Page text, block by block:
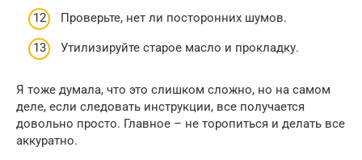
Проверьте, нет ли посторонних шумов.
Утилизируйте старое масло и прокладку.
Я тоже думала, что это слишком сложно, но на самом
деле, если следовать инструкции, все получается
довольно просто. Главное – не торопиться и делать все
аккуратно.